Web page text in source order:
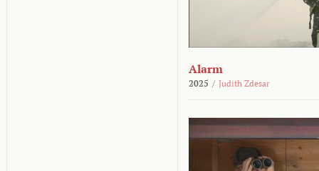
Alarm
2025 / Judith Zdesar